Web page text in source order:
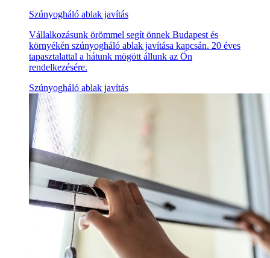
Szúnyogháló ablak javítás
Vállalkozásunk örömmel segít önnek Budapest és
környékén szúnyogháló ablak javítása kapcsán. 20 éves
tapasztalattal a hátunk mögött állunk az Ön
rendelkezésére.
Szúnyogháló ablak javítás